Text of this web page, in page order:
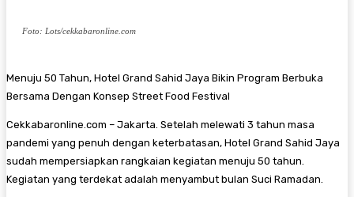
Foto: Lots/cekkabaronline.com
Menuju 50 Tahun, Hotel Grand Sahid Jaya Bikin Program Berbuka
Bersama Dengan Konsep Street Food Festival
Cekkabaronline.com – Jakarta. Setelah melewati 3 tahun masa
pandemi yang penuh dengan keterbatasan, Hotel Grand Sahid Jaya
sudah mempersiapkan rangkaian kegiatan menuju 50 tahun.
Kegiatan yang terdekat adalah menyambut bulan Suci Ramadan.